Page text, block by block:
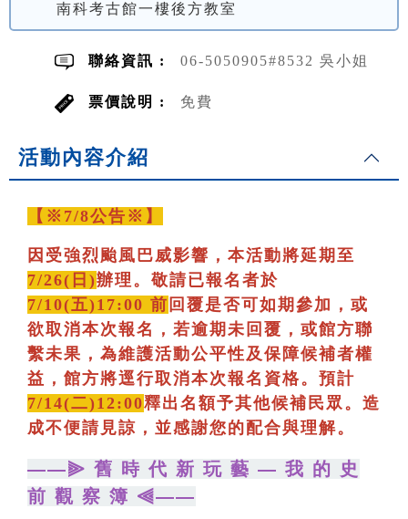
南科考古館一樓後方教室
聯絡資訊 : 06-5050905#8532 吳小姐
票價說明 : 免費
活動內容介紹
【※7/8公告※】
因受強烈颱風巴威影響，本活動將延期至
7/26(日)辦理。敬請已報名者於
7/10(五)17:00 前 回覆是否可如期參加，或
欲取消本次報名，若逾期未回覆，或館方聯
繫未果，為維護活動公平性及保障候補者權
益，館方將逕行取消本次報名資格。預計
7/14(二)12:00釋出名額予其他候補民眾。造
成不便請見諒，並感謝您的配合與理解。
——⫸ 舊 時 代 新 玩 藝 — 我 的 史
前 觀 察 簿 ⫷——